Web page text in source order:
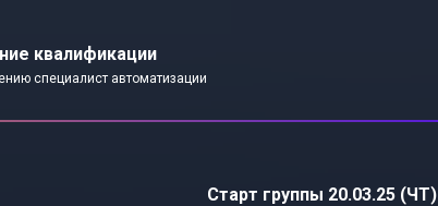
квалификации
специалист автоматизации
Старт группы 20.03.25 (ЧТ)